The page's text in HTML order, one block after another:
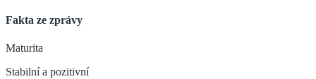
Fakta ze zprávy
Maturita
Stabilní a pozitivní